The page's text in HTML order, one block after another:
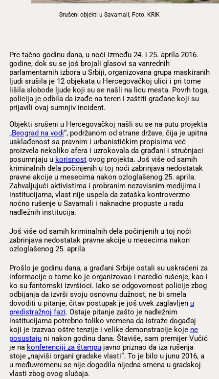
Srušeni objekti u Savamali; Foto: KRIK
Pre tačno godinu dana, u noći između 24. i 25. aprila 2016.
godine, dok su se još brojali glasovi sa vanrednih
parlamentarnih izbora u Srbiji, organizovana grupa maskiranih
ljudi srušila je 12 objekata u Hercegovačkoj ulici i pri tome
lišila slobode ljude koji su se našli na licu mesta. Povrh toga,
policija je odbila da izađe na teren i zaštiti građane koji su
prijavili ovaj sumnjiv incident.
Objekti srušeni u Hercegovačkoj našli su se na putu projekta
„Beograd na vodi“, podržanom od strane države, čija je upitna
usklađenost sa pravnim i urbanističkim propisima već
proizvela nekoliko afera i uzrokovala da građani i stručnjaci
posumnjaju u korisnostovog projekta. Još više od samih
kriminalnih dela počinjenih u toj noći zabrinjava nedostatak
pravne akcije u mesecima nakon ozloglašenog 25. aprila.
Zahvaljujući aktivistima i probranim nezavisnim medijima i
institucijama, vlast nije uspela da zataška kontroverzno
noćno rušenje u Savamali i naknadne propuste u radu
nadležnih institucija.
Još više od samih kriminalnih dela počinjenih u toj noći
zabrinjava nedostatak pravne akcije u mesecima nakon
ozloglašenog 25. aprila
Prošlo je godinu dana, a građani Srbije ostali su uskraćeni za
informacije o tome ko je organizovao i naredio rušenje, kao i
ko su fantomski izvršioci. Iako se odgovornost policije zbog
odbijanja da izvrši svoju osnovnu dužnost, ne bi smela
dovoditi u pitanje, čitav postupak je još uvek zaglavljen u
predistražnoj fazi. Ostaje pitanje zašto je nadležnim
institucijama potrebno toliko vremena da istraže događaj
koji je izazvao oštre tenzije i velike demonstracije koje ne
posustajuni nakon godinu dana. Štaviše, sam premijer Vučić
je na konferenciji za štampujavno priznao da iza rušenja
stoje „najviši organi gradske vlasti“. To je bilo u junu 2016, a
u međuvremenu se nije dogodila nijedna smena u gradskoj
vlasti zbog ovog slučaja.